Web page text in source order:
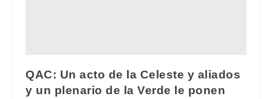
QAC: Un acto de la Celeste y aliados
y un plenario de la Verde le ponen